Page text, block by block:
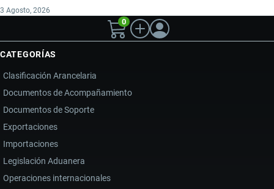
3 Agosto, 2026
0
CATEGORÍAS
Clasificación Arancelaria
Documentos de Acompañamiento
Documentos de Soporte
Exportaciones
Importaciones
Legislación Aduanera
Operaciones internacionales